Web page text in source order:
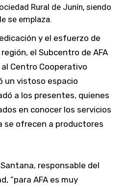
Rural de Junín, siendo
se emplaza.
y el esfuerzo de
el Subcentro de AFA
Centro Cooperativo
un vistoso espacio
a los presentes, quienes
en conocer los servicios
se ofrecen a productores
responsable del
“para AFA es muy